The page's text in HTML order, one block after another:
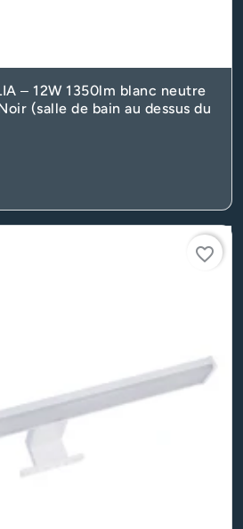
– 12W 1350lm blanc neutre
(salle de bain au dessus du
favorite_border